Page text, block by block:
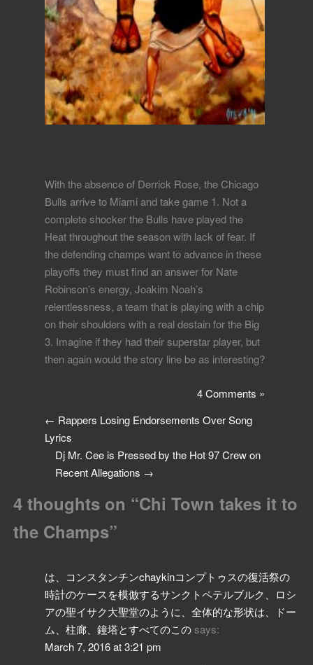
With the absence of Derrick Rose, the Chicago
Bulls arrive to Miami and take game 1. Not a
complete shocker the Bulls have played the
Heat throughout the season with lack of fear. If
the defending champs want to advance in these
playoffs they must find an answer for Nate
Robinson’s energy, Joakim Noah’s
relentlessness, a team that is playing with a chip
on their shoulders with a real destain for the Big
3. Imagine if they had their superstar player, but
then again would the story line be as interesting?
4 Comments »
← Rappers Losing Endorsements Over Song
Lyrics
Dj Mr. Cee is Pressed by the Hot 97 Crew on
Recent Allegations →
4 thoughts on “Chi Town takes it to
the Champs”
は、コンスタンチンchaykinコンプトゥスの復活祭の
時計のケースを模倣するサンクトペテルブルク、ロシ
アの聖イサク大聖堂のように、全体的な形状は、ドー
ム、柱廊、鐘塔とすべてのこの says:
March 7, 2016 at 3:21 pm